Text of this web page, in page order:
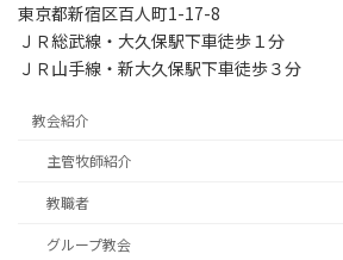
東京都新宿区百人町1-17-8
ＪＲ総武線・大久保駅下車徒歩１分
ＪＲ山手線・新大久保駅下車徒歩３分
教会紹介
主管牧師紹介
教職者
グループ教会